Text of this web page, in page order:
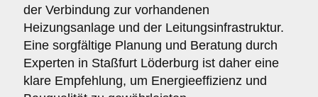
der Verbindung zur vorhandenen
Heizungsanlage und der Leitungsinfrastruktur.
Eine sorgfältige Planung und Beratung durch
Experten in Staßfurt Löderburg ist daher eine
klare Empfehlung, um Energieeffizienz und